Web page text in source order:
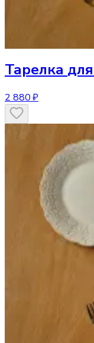
Тарелка
2 880 ₽